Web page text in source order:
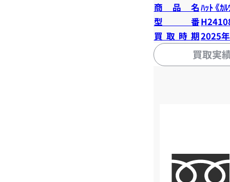
商品名ﾊｯﾄ 《ｶ
型番
買取時期2025
買取実